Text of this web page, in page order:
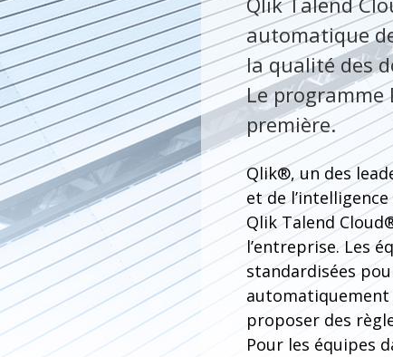
automatique
la qualité des
Le programme
première.
Qlik®, un des
et de
Qlik Talend
l’entreprise. Les
standardisées
automatiquement
proposer des
Pour les équipes